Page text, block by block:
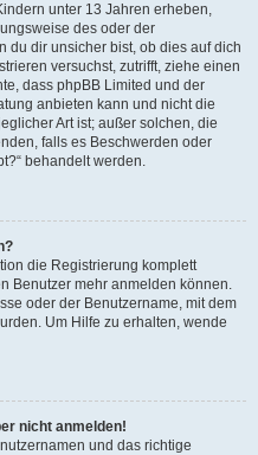
unter 13 Jahren erheben,
des oder der
du dir unsicher bist, ob dies auf dich
versuchst, zutrifft, ziehe einen
dass phpBB Limited und der
anbieten kann und nicht die
Art ist; außer solchen, die
falls es Beschwerden oder
behandelt werden.
die Registrierung komplett
Benutzer mehr anmelden können.
oder der Benutzername, mit dem
Um Hilfe zu erhalten, wende
nicht anmelden!
und das richtige